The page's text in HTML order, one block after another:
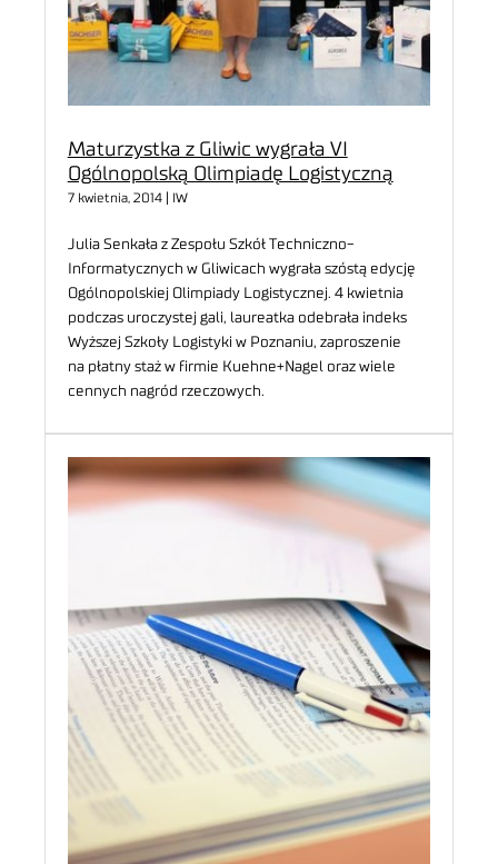
Maturzystka z Gliwic wygrała VI
Ogólnopolską Olimpiadę Logistyczną
7 kwietnia, 2014 | IW
Julia Senkała z Zespołu Szkół Techniczno-
Informatycznych w Gliwicach wygrała szóstą edycję
Ogólnopolskiej Olimpiady Logistycznej. 4 kwietnia
podczas uroczystej gali, laureatka odebrała indeks
Wyższej Szkoły Logistyki w Poznaniu, zaproszenie
na płatny staż w firmie Kuehne+Nagel oraz wiele
cennych nagród rzeczowych.